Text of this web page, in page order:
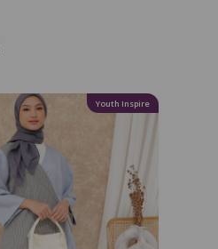
Youth Inspire